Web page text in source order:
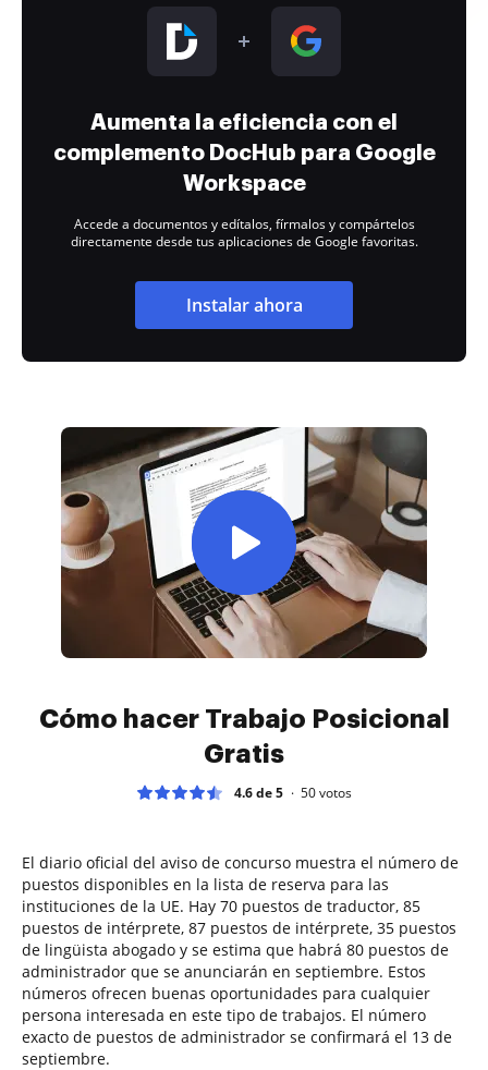
Aumenta la eficiencia con el
complemento DocHub para Google
Workspace
Accede a documentos y edítalos, fírmalos y compártelos
directamente desde tus aplicaciones de Google favoritas.
Instalar ahora
Cómo hacer Trabajo Posicional
Gratis
4.6 de 5 50votos
El diario oficial del aviso de concurso muestra el número de
puestos disponibles en la lista de reserva para las
instituciones de la UE. Hay 70 puestos de traductor, 85
puestos de intérprete, 87 puestos de intérprete, 35 puestos
de lingüista abogado y se estima que habrá 80 puestos de
administrador que se anunciarán en septiembre. Estos
números ofrecen buenas oportunidades para cualquier
persona interesada en este tipo de trabajos. El número
exacto de puestos de administrador se confirmará el 13 de
septiembre.